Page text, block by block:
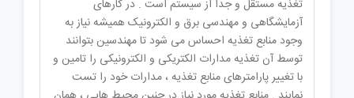
تغذیه مستقل و جدا از سیستم است . در کارهای
آزمایشگاهی و مهندسی برق و الکترونیک همیشه نیاز به
وجود منابع تغذیه احساس می شود تا مهندسین بتوانند
توسط آن تغذیه مدارات الکتریکی و الکترونیکی را تامین و
با تغییر پارامترهای منابع تغذیه ، مدارات خود را تست